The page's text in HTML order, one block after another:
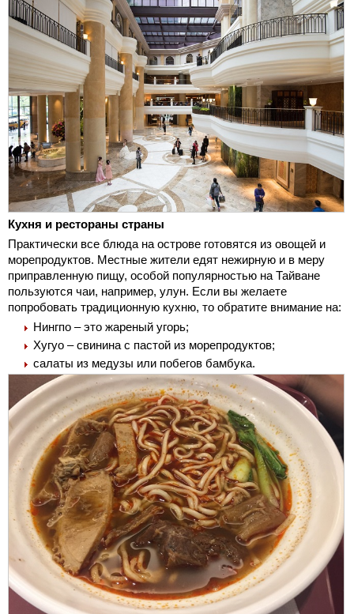
Кухня и рестораны страны
Практически все блюда на острове готовятся из овощей и
морепродуктов. Местные жители едят нежирную и в меру
приправленную пищу, особой популярностью на Тайване
пользуются чаи, например, улун. Если вы желаете
попробовать традиционную кухню, то обратите внимание на:
Нингпо – это жареный угорь;
Хугуо – свинина с пастой из морепродуктов;
салаты из медузы или побегов бамбука.